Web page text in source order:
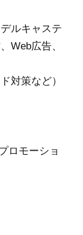
ルキャステ
Web広告、
対策など）
ロモーショ